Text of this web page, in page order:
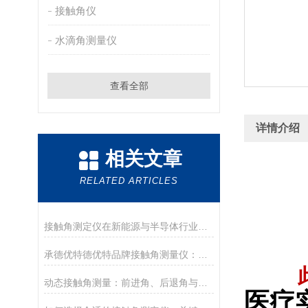
接触角仪
水滴角测量仪
查看全部
相关文章
RELATED ARTICLES
动态接触角测量：前进角、后退角与滚动角分析
详情介绍
医疗